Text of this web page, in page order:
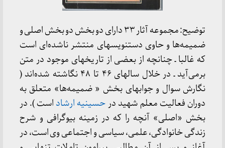
توضیح: مجموعه آثار ۳۳ دارای دو بخش دو بخش اصلی و
ضمیمه‌ها و حاوی دستنویسهای منتشر ناشده‌ای است
که غالبا ـ چنانچه از بعضی از تاریخهای موجود در متن
برمی‌آید ـ در خلال سالهای ۴۶ تا ۴۸ نگاشته شده‌اند (
نگارش سوال و جوابهای بخش « ضمیمه‌ها» متعلق به
دوران فعالیت معلم شهید درحسینیه ارشاد است ). در
بخش «اصلی» آنچه را که در زمینه بیوگرافی و شرح
زندگی خانوادگی، علمی، سیاسی و اجتماعی وی است، در